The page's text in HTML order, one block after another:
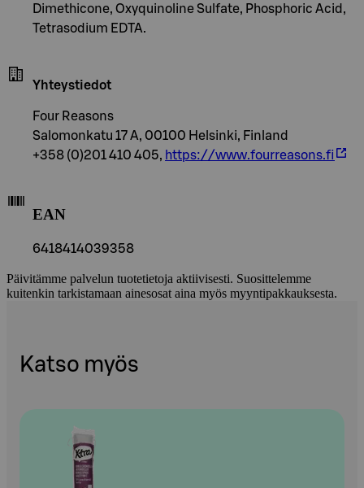
Dimethicone, Oxyquinoline Sulfate, Phosphoric Acid,
Tetrasodium EDTA.
Yhteystiedot
Four Reasons
Salomonkatu 17 A, 00100 Helsinki, Finland
+358 (0)201 410 405, https://www.fourreasons.fi
EAN
6418414039358
Päivitämme palvelun tuotetietoja aktiivisesti. Suosittelemme
kuitenkin tarkistamaan ainesosat aina myös myyntipakkauksesta.
Katso myös